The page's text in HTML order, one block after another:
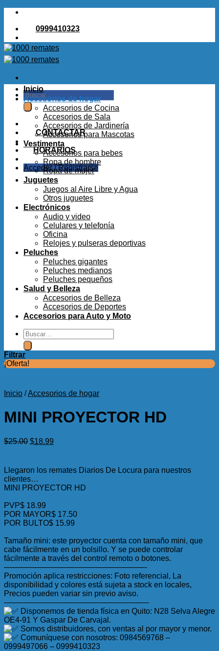
Saltar
contenido0999410323
Buscar
por:
CONTACTAR
HORARIOS
Acceder / Registrarse
Inicio
Accesorios de hogar
Accesorios de Cocina
Accesorios de Sala
Accesorios de Jardinería
Accesorios para Mascotas
Vestimenta
Accesorios para bebes
Ropa de hombre
Ropa de mujer
Juguetes
Juegos al Aire Libre y Agua
Otros juguetes
Electrónicos
Audio y video
Celulares y telefonía
Oficina
Relojes y pulseras deportivas
Peluches
Peluches gigantes
Peluches medianos
Peluches pequeños
Salud y Belleza
Accesorios de Belleza
Accesorios de Deportes
Accesorios para Auto y Moto
Buscar
por:
Filtrar
¡Oferta!
Inicio /Accesorios de hogar
MINI PROYECTOR HD
$25.00 El
era:
$25.00.
$18.99
es:
Llegaron los remates Diarios De Locura para nuestros
clientes…
MINI PROYECTOR HD
PVP$ 18.99
POR MAYOR$ 17.50
POR BULTO$ 15.99
Tamaño mini: este proyector cuenta con tamaño mini, que
cabe fácilmente en un bolsillo. Y se puede controlar
fácilmente a través del control remoto o botones.
——————————————————-
Promoción aplica restricciones: Foto referencial, La
disponibilidad y colores está sujeta a stock en locales,
Precios pueden variar sin previo aviso.
——————————————————–
Disponemos de tienda física en Quito: N28 Selva Alegre
OE4-91 Y Gaspar De Carvajal.
Somos distribuidores, con ventas al por mayor y menor.
Comuníquese con nosotros: 0984569768 –
0999497066 – 0999410323